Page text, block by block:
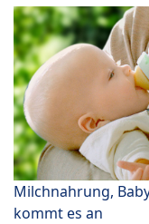
Milchnahrung,
kommt es an